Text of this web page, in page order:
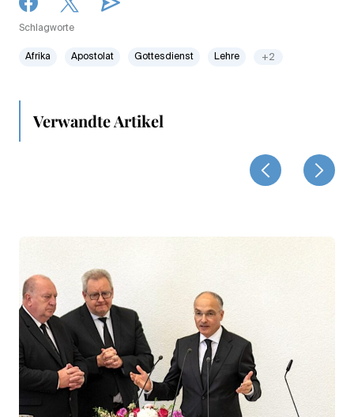
Schlagworte
Afrika Apostolat Gottesdienst Lehre +2
Verwandte Artikel